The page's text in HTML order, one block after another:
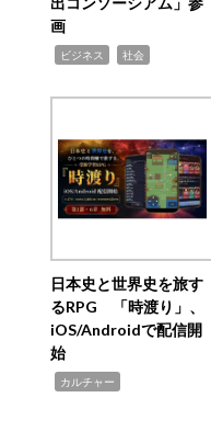
画
ビジネス 社会
日本史と世界史を旅す
るRPG 「時渡り」、
iOS/Androidで配信開
始
カルチャー